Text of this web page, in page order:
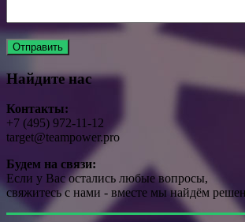
Найдите нас
Контакты:
+7 (495) 972-11-12
target@teampower.pro
Будем на связи:
Если у Вас остались любые вопросы,
свяжитесь с нами - вместе мы найдём